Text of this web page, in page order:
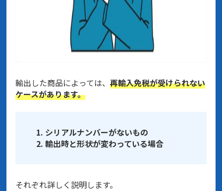
輸出した商品によっては、再輸入免税が受けられない
ケースがあります。
シリアルナンバーがないもの
輸出時と形状が変わっている場合
それぞれ詳しく説明します。